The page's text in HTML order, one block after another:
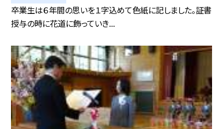
卒業生は６年間の思いを１字込めて色紙に記しました。証書
授与の時に花道に飾っていき...